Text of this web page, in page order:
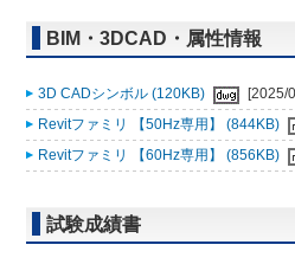
BIM・3DCAD・属性情報
3D CADシンボル (120KB)
[2025/
Revitファミリ 【50Hz専用】 (844KB)
Revitファミリ 【60Hz専用】 (856KB)
試験成績書